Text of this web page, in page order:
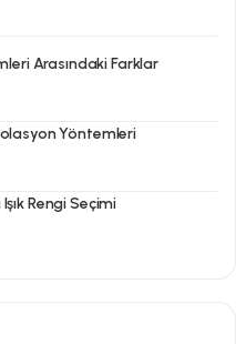
Arasındaki Farklar
Yöntemleri
Rengi Seçimi